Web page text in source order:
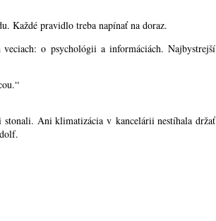
Každé pravidlo treba napínať na doraz.
o psychológii a informáciách. Najbystrejší
Ani klimatizácia v kancelárii nestíhala držať